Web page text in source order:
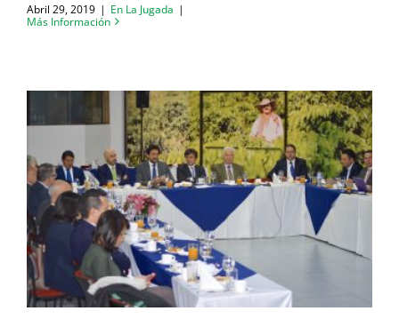
Abril 29, 2019 | En La Jugada |
Más Información